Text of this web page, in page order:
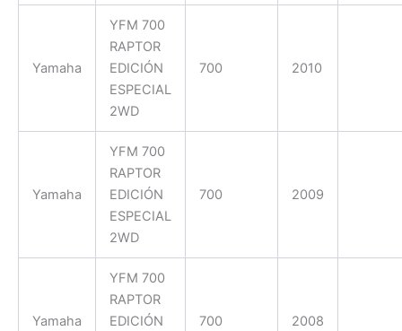
Yamaha
YFM 700
RAPTOR
EDICIÓN
ESPECIAL
2WD
700 2010
Yamaha
YFM 700
RAPTOR
EDICIÓN
ESPECIAL
2WD
700 2009
Yamaha
YFM 700
RAPTOR
EDICIÓN
700 2008